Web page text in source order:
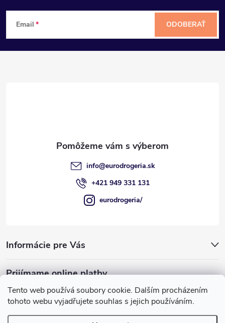
Tento web používá soubory cookie. Dalším procházením
tohoto webu vyjadřujete souhlas s jejich používáním.
Z
á
Email ODOBERAŤ
Informácie pre Vás
info@eurodrogeria.sk
+421 949 331 131
eurodrogeria/
Prijímame online platby